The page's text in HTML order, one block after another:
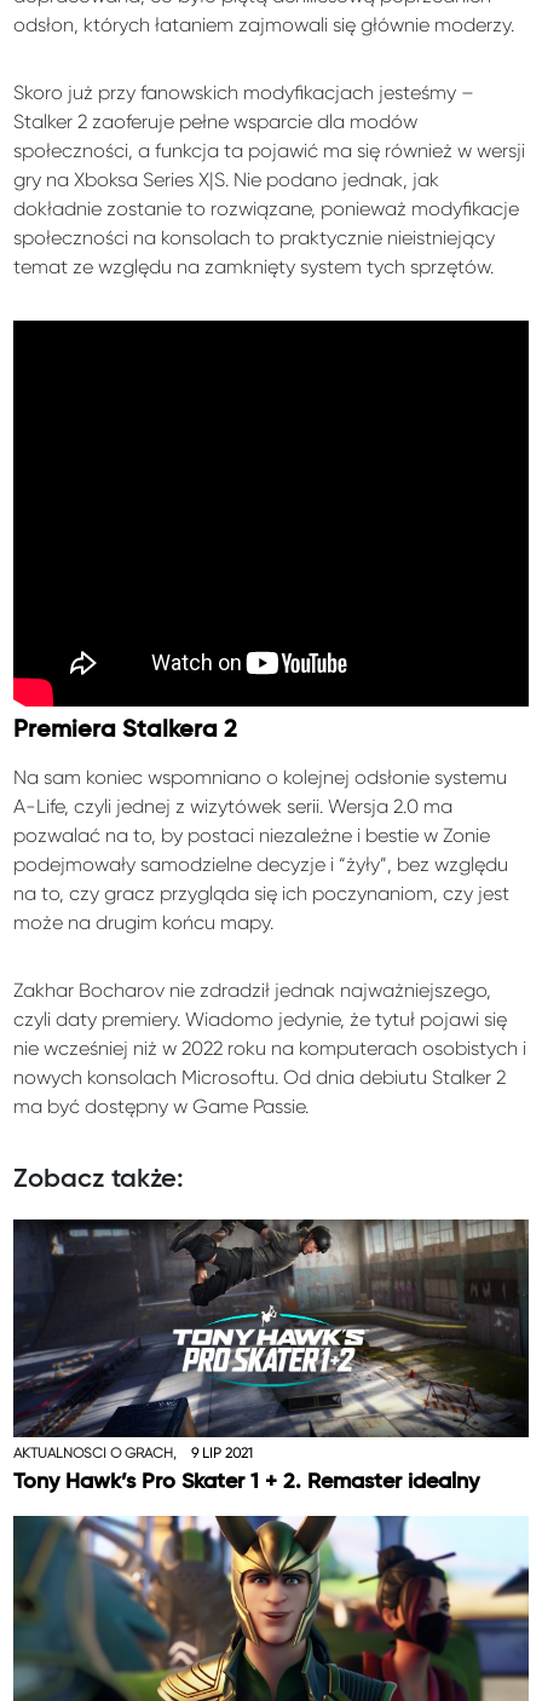
odsłon, których łataniem zajmowali się głównie moderzy.
Skoro już przy fanowskich modyfikacjach jesteśmy –
Stalker 2 zaoferuje pełne wsparcie dla modów
społeczności, a funkcja ta pojawić ma się również w wersji
gry na Xboksa Series X|S. Nie podano jednak, jak
dokładnie zostanie to rozwiązane, ponieważ modyfikacje
społeczności na konsolach to praktycznie nieistniejący
temat ze względu na zamknięty system tych sprzętów.
Premiera Stalkera 2
Na sam koniec wspomniano o kolejnej odsłonie systemu
A-Life, czyli jednej z wizytówek serii. Wersja 2.0 ma
pozwalać na to, by postaci niezależne i bestie w Zonie
podejmowały samodzielne decyzje i “żyły”, bez względu
na to, czy gracz przygląda się ich poczynaniom, czy jest
może na drugim końcu mapy.
Zakhar Bocharov nie zdradził jednak najważniejszego,
czyli daty premiery. Wiadomo jedynie, że tytuł pojawi się
nie wcześniej niż w 2022 roku na komputerach osobistych i
nowych konsolach Microsoftu. Od dnia debiutu Stalker 2
ma być dostępny w Game Passie.
Zobacz także:
AKTUALNOŚCI O GRACH, 9 LIP 2021
Tony Hawk’s Pro Skater 1 + 2. Remaster idealny